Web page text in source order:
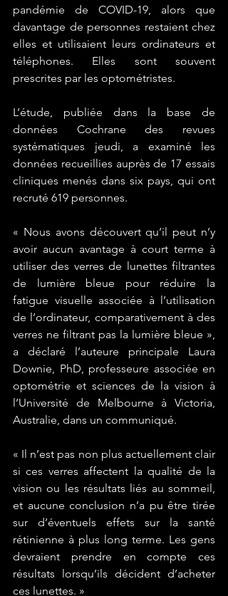
pandémie de COVID-19, alors que
davantage de personnes restaient chez
elles et utilisaient leurs ordinateurs et
téléphones. Elles sont souvent
prescrites par les optométristes.
L’étude, publiée dans la base de
données Cochrane des revues
systématiques jeudi, a examiné les
données recueillies auprès de 17 essais
cliniques menés dans six pays, qui ont
recruté 619 personnes.
« Nous avons découvert qu’il peut n’y
avoir aucun avantage à court terme à
utiliser des verres de lunettes filtrantes
de lumière bleue pour réduire la
fatigue visuelle associée à l’utilisation
de l’ordinateur, comparativement à des
verres ne filtrant pas la lumière bleue »,
a déclaré l’auteure principale Laura
Downie, PhD, professeure associée en
optométrie et sciences de la vision à
l’Université de Melbourne à Victoria,
Australie, dans un communiqué.
« Il n’est pas non plus actuellement clair
si ces verres affectent la qualité de la
vision ou les résultats liés au sommeil,
et aucune conclusion n’a pu être tirée
sur d’éventuels effets sur la santé
rétinienne à plus long terme. Les gens
devraient prendre en compte ces
résultats lorsqu’ils décident d’acheter
ces lunettes. »